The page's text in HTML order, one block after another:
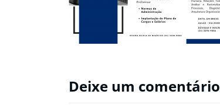
Deixe um comentário